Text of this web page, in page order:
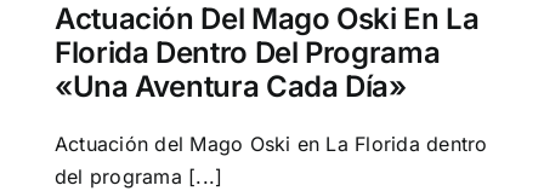
Actuación Del Mago Oski En La
Florida Dentro Del Programa
«Una Aventura Cada Día»
Actuación del Mago Oski en La Florida dentro
del programa [...]